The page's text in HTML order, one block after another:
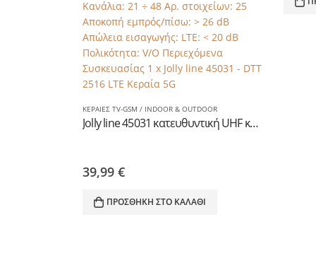
ΚΕΡΑΙΕΣ TV-GSM / INDOOR & OUTDOOR
Jolly line 45031 κατευθυντική UHF κεραία αλουμινίου με F ακροδέκτη, Ð 25 στοιχείων 16 dB με LTE φίλτρο
39,99 €
ΠΡΟΣΘΉΚΗ ΣΤΟ ΚΑΛΆΘΙ